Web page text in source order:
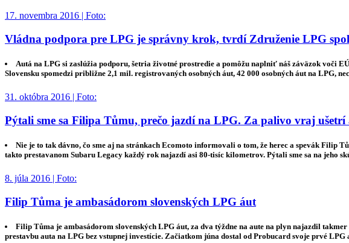
17. novembra 2016 | Foto:
Vládna podpora pre LPG je správny krok, tvrdí Združenie LPG
Autá na LPG si zaslúžia podporu, šetria životné prostredie a pomôžu naplniť náš záväzok voči
Slovensku spomedzi približne 2,1 mil. registrovaných osobných áut, 42 000 osobných áut na LPG,
31. októbra 2016 | Foto:
Pýtali sme sa Filipa Tůmu, prečo jazdí na LPG. Za palivo vraj ušetrí
Nie je to tak dávno, čo sme aj na stránkach Ecomoto informovali o tom, že herec a spevák Filip
takto prestavanom Subaru Legacy každý rok najazdí asi 80-tisíc kilometrov. Pýtali sme sa na jeho
8. júla 2016 | Foto:
Filip Tůma je ambasádorom slovenských LPG áut
Filip Tůma je ambasádorom slovenských LPG áut, za dva týždne na aute na plyn najazdil
prestavbu auta na LPG bez vstupnej investície. Začiatkom júna dostal od Probucard svoje prvé